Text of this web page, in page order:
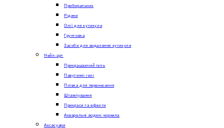
Прибиральник
Рідини
Олії для кутикули
Грунтовка
Засоби для видалення кутикули
Нейл-арт
Прикрашаючий гель
Павутинні гелі
Плівка для перенесення
Штампування
Прикраси та ефекти
Акварельні водяні чорнила
Аксесуари